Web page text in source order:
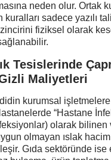
neden olur. Ortak
kuralları sadece yazılı
fiziksel olarak
Tesislerinde
Maliyetleri
kurumsal
“Hastane
olarak bilinen
olmayan ıslak
Gıda sektöründe ise